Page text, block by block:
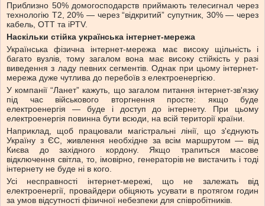
Приблизно 50% домогосподарств приймають телесигнал через
технологію Т2, 20% — через “відкритий” супутник, 30% — через
кабель, ОТТ та iPTV.
Наскільки стійка українська інтернет-мережа
Українська фізична інтернет-мережа має високу щільність і
багато вузлів, тому загалом вона має високу стійкість у разі
виведення з ладу певних сегментів. Однак при цьому інтернет-
мережа дуже чутлива до перебоїв з електроенергією.
У компанії “Ланет” кажуть, що загалом питання інтернет-зв'язку
під час військового вторгнення просте: якщо буде
електроенергія — буде і доступ до інтернету. При цьому
електроенергія повинна бути всюди, на всій території країни.
Наприклад, щоб працювали магістральні лінії, що з'єднують
Україну з ЄС, живлення необхідне за всім маршрутом — від
Києва до західного кордону. Якщо трапиться масове
відключення світла, то, імовірно, генераторів не вистачить і тоді
інтернету не буде ні в кого.
Усі несправності інтернет-мережі, що не залежать від
електроенергії, провайдери обіцяють усувати в протягом годин
за умов відсутності фізичної небезпеки для співробітників.